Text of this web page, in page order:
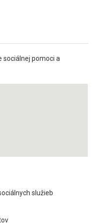
sociálnej pomoci a
služieb